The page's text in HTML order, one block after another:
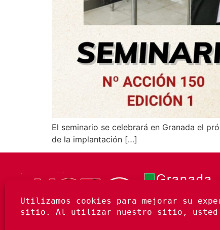
El seminario se celebrará en Granada el
de la implantación […]